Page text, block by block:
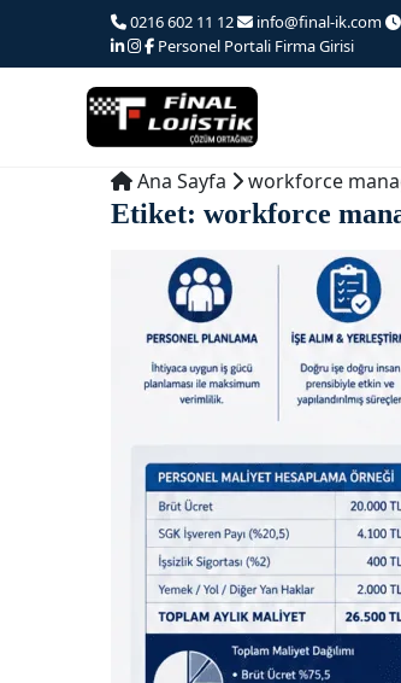
atla
0216 602 11 12 info@final-ik.com
Personel Portali Firma Girisi
Ana Sayfa workforce
Etiket: workforce